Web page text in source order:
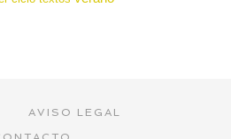
AVISO LEGAL